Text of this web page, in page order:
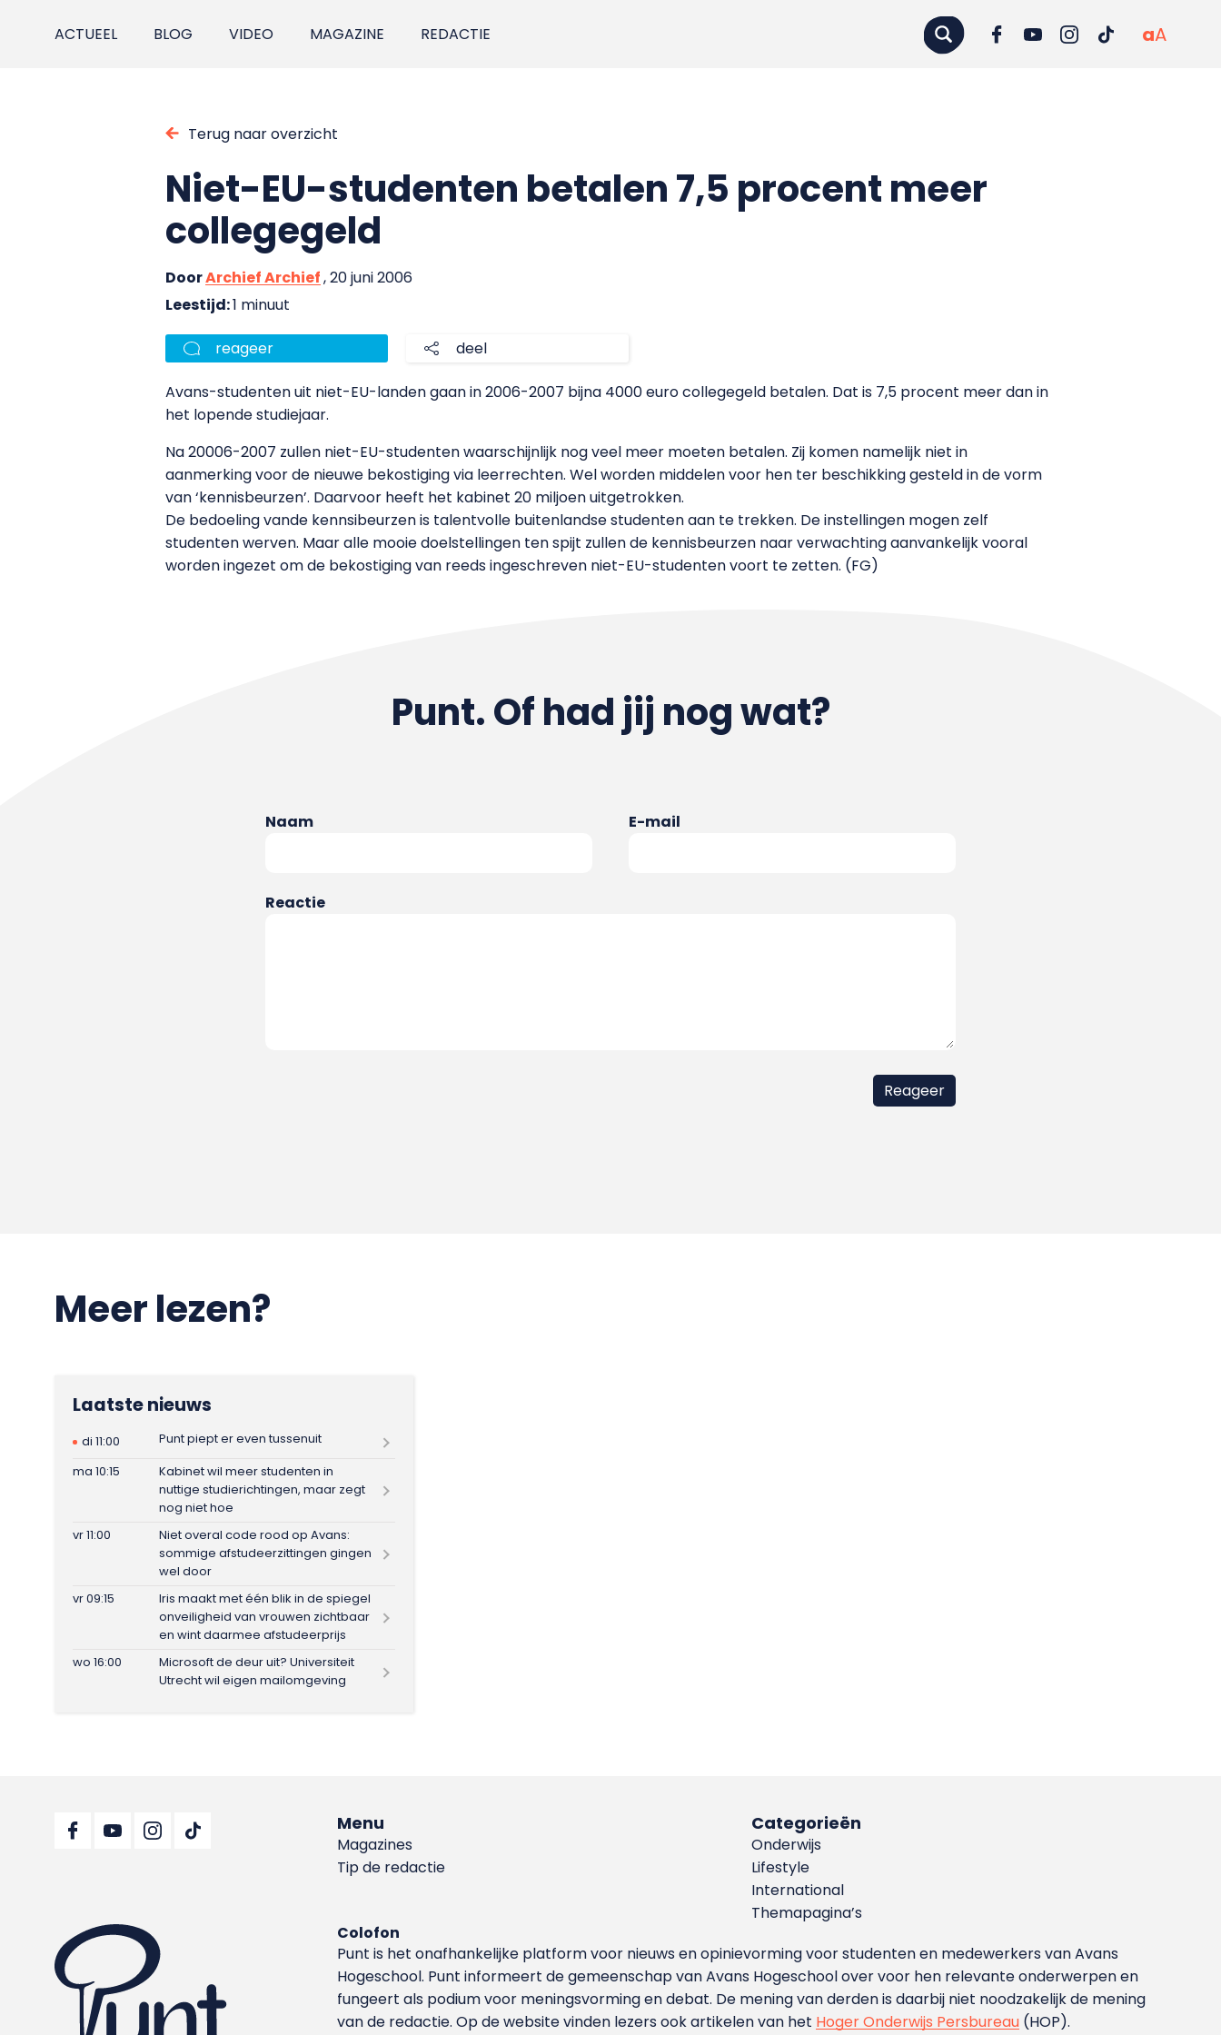
ACTUEEL BLOG VIDEO MAGAZINE REDACTIE aA
Terug naar overzicht
Niet-EU-studenten betalen 7,5 procent meer
collegegeld
DoorArchief Archief, 20 juni 2006
Leestijd:1 minuut
reageer deel
Avans-studenten uit niet-EU-landen gaan in 2006-2007 bijna 4000 euro collegegeld betalen. Dat is 7,5 procent meer dan in
het lopende studiejaar.
Na 20006-2007 zullen niet-EU-studenten waarschijnlijk nog veel meer moeten betalen. Zij komen namelijk niet in
aanmerking voor de nieuwe bekostiging via leerrechten. Wel worden middelen voor hen ter beschikking gesteld in de vorm
van ‘kennisbeurzen’. Daarvoor heeft het kabinet 20 miljoen uitgetrokken.
De bedoeling vande kennsibeurzen is talentvolle buitenlandse studenten aan te trekken. De instellingen mogen zelf
studenten werven. Maar alle mooie doelstellingen ten spijt zullen de kennisbeurzen naar verwachting aanvankelijk vooral
worden ingezet om de bekostiging van reeds ingeschreven niet-EU-studenten voort te zetten. (FG)
Punt. Of had jij nog wat?
Naam E-mail
Reactie
Meer lezen?
Laatste nieuws
di 11:00
Punt piept er even tussenuit
ma 10:15
Kabinet wil meer studenten in
nuttige studierichtingen, maar zegt
nog niet hoe
vr 11:00
Niet overal code rood op Avans:
sommige afstudeerzittingen gingen
wel door
vr 09:15
Iris maakt met één blik in de spiegel
onveiligheid van vrouwen zichtbaar
en wint daarmee afstudeerprijs
wo 16:00
Microsoft de deur uit? Universiteit
Utrecht wil eigen mailomgeving
Menu
Magazines
Tip de redactie
Categorieën
Onderwijs
Lifestyle
International
Themapagina’s
Colofon
Punt is het onafhankelijke platform voor nieuws en opinievorming voor studenten en medewerkers van Avans
Hoge­school. Punt informeert de gemeenschap van Avans Hogeschool over voor hen relevante onderwerpen en
fungeert als podium voor meningsvorming en debat. De mening van derden is daarbij niet noodzakelijk de mening
van de redactie. Op de website vinden lezers ook artikelen van het Hoger Onderwijs Persbureau (HOP).